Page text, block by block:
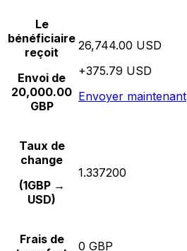
Le
bénéficiaire
reçoit
Envoi de
20,000.00
GBP
26,744.00 USD
+375.79 USD
Envoyer maintenant
Taux de
change
(1GBP →
USD)
1.337200
Frais de
0 GBP